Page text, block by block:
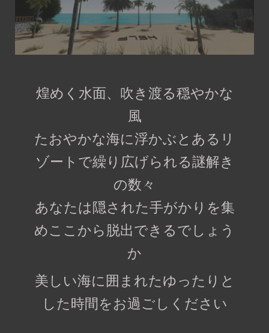
煌めく水面、吹き渡る穏やかな
風
たおやかな海に浮かぶとあるリ
ゾートで繰り広げられる謎解き
の数々
あなたは隠された手がかりを集
めここから脱出できるでしょう
か
美しい海に囲まれたゆったりと
した時間をお過ごしください